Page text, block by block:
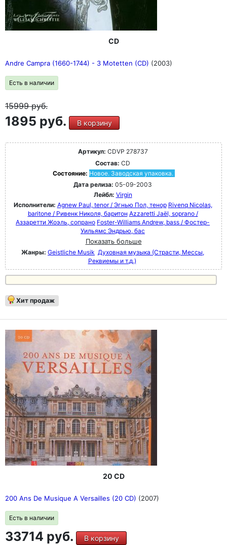
CD
Andre Campra (1660-1744) - 3 Motetten (CD) (2003)
Есть в наличии
15999руб.
1895 руб. В корзину
Артикул: CDVP 278737
Состав: CD
Состояние: Новое. Заводская упаковка.
Дата релиза: 05-09-2003
Лейбл: Virgin
Исполнители: Agnew Paul, tenor / Эгнью Пол, тенор Rivenq Nicolas,
baritone / Ривенк Николя, баритон Azzaretti Jaël, soprano /
Аззаретти Жоэль, сопрано Foster-Williams Andrew, bass / Фостер-
Уильямс Эндрью, бас
Показать больше
Жанры: Geistliche Musik Духовная музыка (Страсти, Мессы,
Реквиемы и т.д.)
Хит продаж
20 CD
200 Ans De Musique A Versailles (20 CD) (2007)
Есть в наличии
33714 руб. В корзину